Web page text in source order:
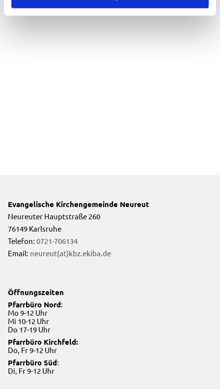
Evangelische Kirchengemeinde Neureut
Neureuter Hauptstraße 260
76149 Karlsruhe
Telefon: 0721-706134
Email: neureut(at)kbz.ekiba.de
Öffnungszeiten
Pfarrbüro Nord:
Mo 9-12 Uhr
Mi 10-12 Uhr
Do 17-19 Uhr
Pfarrbüro Kirchfeld:
Do, Fr 9-12 Uhr
Pfarrbüro Süd:
Di, Fr 9-12 Uhr